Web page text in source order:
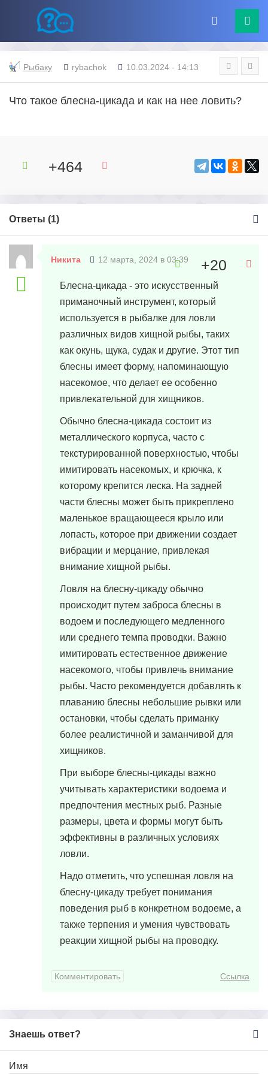
Рыбаку rybachok 10.03.2024 - 14:13
Что такое блесна-цикада и как на нее ловить?
+464
Ответы (1)
Никита 12 марта, 2024 в 03:39
Блесна-цикада - это искусственный
приманочный инструмент, который
используется в рыбалке для ловли
различных видов хищной рыбы, таких
как окунь, щука, судак и другие. Этот тип
блесны имеет форму, напоминающую
насекомое, что делает ее особенно
привлекательной для хищников.
Обычно блесна-цикада состоит из
металлического корпуса, часто с
текстурированной поверхностью, чтобы
имитировать насекомых, и крючка, к
которому крепится леска. На задней
части блесны может быть прикреплено
маленькое вращающееся крыло или
лопасть, которое при движении создает
вибрации и мерцание, привлекая
внимание хищной рыбы.
Ловля на блесну-цикаду обычно
происходит путем заброса блесны в
водоем и последующего медленного
или среднего темпа проводки. Важно
имитировать естественное движение
насекомого, чтобы привлечь внимание
рыбы. Часто рекомендуется добавлять к
плаванию блесны небольшие рывки или
остановки, чтобы сделать приманку
более реалистичной и заманчивой для
хищников.
При выборе блесны-цикады важно
учитывать характеристики водоема и
предпочтения местных рыб. Разные
размеры, цвета и формы могут быть
эффективны в различных условиях
ловли.
Надо отметить, что успешная ловля на
блесну-цикаду требует понимания
поведения рыб в конкретном водоеме, а
также терпения и умения чувствовать
реакции хищной рыбы на проводку.
+20
Комментировать Ссылка
Знаешь ответ?
Имя